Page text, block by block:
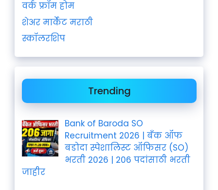
वर्क फ्रॉम होम
शेअर मार्केट मराठी
स्कॉलरशिप
Trending
Bank of Baroda SO
Recruitment 2026 | बँक ऑफ
बडोदा स्पेशालिस्ट ऑफिसर (SO)
भरती 2026 | 206 पदांसाठी भरती
जाहीर